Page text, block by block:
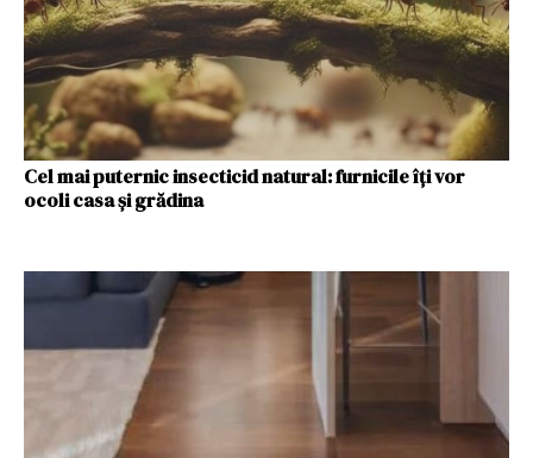
Cel mai puternic insecticid natural: furnicile îți vor
ocoli casa și grădina